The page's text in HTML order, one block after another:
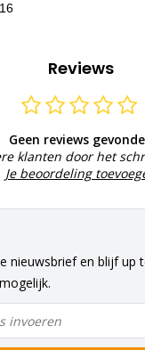
Reviews
Geen reviews
klanten door het
Je beoordeling
nieuwsbrief en blijf up